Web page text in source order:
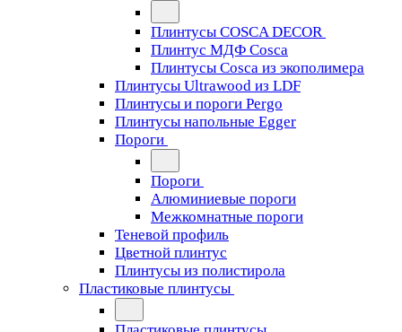
Плинтусы COSCA DECOR
Плинтус МДФ Cosca
Плинтусы Cosca из экополимера
Плинтусы Ultrawood из LDF
Плинтусы и пороги Pergo
Плинтусы напольные Egger
Пороги
Пороги
Алюминиевые пороги
Межкомнатные пороги
Теневой профиль
Цветной плинтус
Плинтусы из полистирола
Пластиковые плинтусы